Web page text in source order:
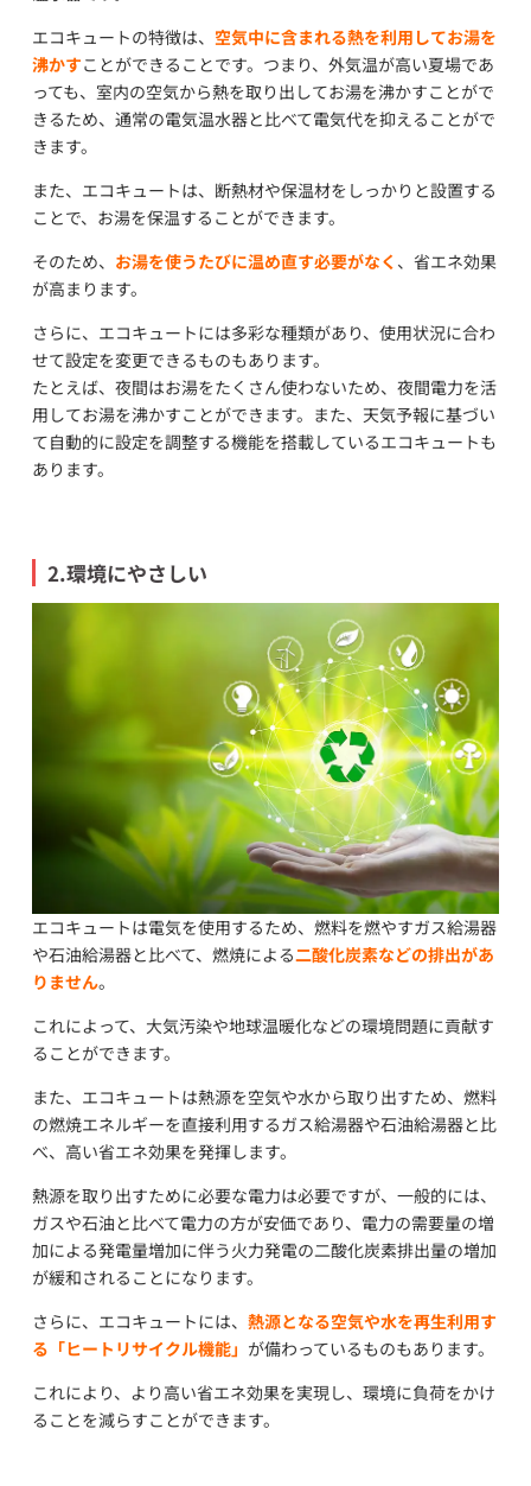
エコキュートの特徴は、 空気中に含まれる熱を利用してお湯を
沸かすことができることです。つまり、外気温が高い夏場であ
っても、室内の空気から熱を取り出してお湯を沸かすことがで
きるため、通常の電気温水器と比べて電気代を抑えることがで
きます。
また、エコキュートは、断熱材や保温材をしっかりと設置する
ことで、お湯を保温することができます。
そのため、 お湯を使うたびに温め直す必要がなく 、省エネ効果
が高まります。
さらに、エコキュートには多彩な種類があり、使用状況に合わ
せて設定を変更できるものもあります。
たとえば、夜間はお湯をたくさん使わないため、夜間電力を活
用してお湯を沸かすことができます。また、天気予報に基づい
て自動的に設定を調整する機能を搭載しているエコキュートも
あります。
2.環境にやさしい
エコキュートは電気を使用するため、燃料を燃やすガス給湯器
や石油給湯器と比べて、燃焼による二酸化炭素などの排出があ
りません。
これによって、大気汚染や地球温暖化などの環境問題に貢献す
ることができます。
また、エコキュートは熱源を空気や水から取り出すため、燃料
の燃焼エネルギーを直接利用するガス給湯器や石油給湯器と比
べ、高い省エネ効果を発揮します。
熱源を取り出すために必要な電力は必要ですが、一般的には、
ガスや石油と比べて電力の方が安価であり、電力の需要量の増
加による発電量増加に伴う火力発電の二酸化炭素排出量の増加
が緩和されることになります。
さらに、エコキュートには、 熱源となる空気や水を再生利用す
る「ヒートリサイクル機能」 が備わっているものもあります。
これにより、より高い省エネ効果を実現し、環境に負荷をかけ
ることを減らすことができます。